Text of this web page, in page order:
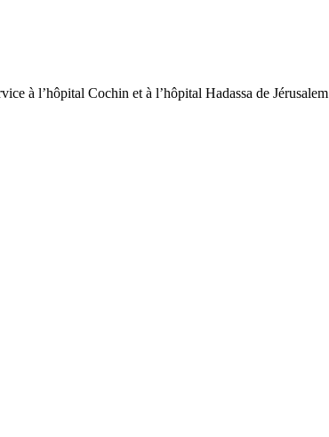
à l’hôpital Cochin et à l’hôpital Hadassa de Jérusalem